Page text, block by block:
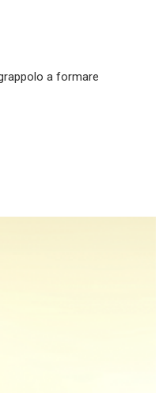
a formare